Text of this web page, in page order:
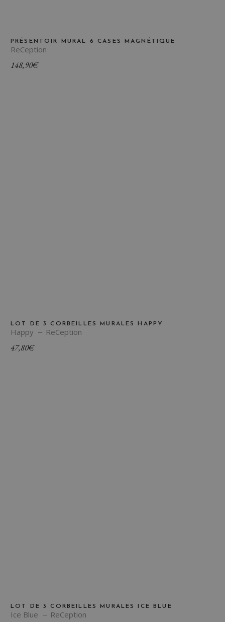
PRÉSENTOIR MURAL 6 CASES MAGNÉTIQUE
ReCeption
148,90€
LOT DE 3 CORBEILLES MURALES HAPPY
Happy ReCeption
47,80€
LOT DE 3 CORBEILLES MURALES ICE BLUE
Ice Blue ReCeption